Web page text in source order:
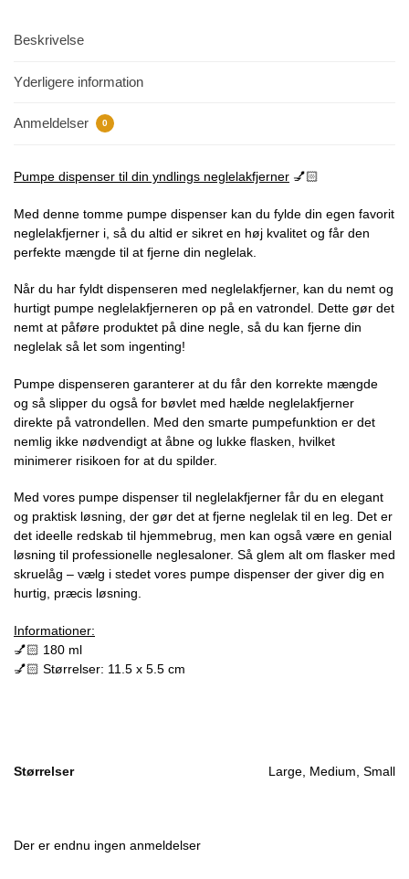
Beskrivelse
Yderligere information
Anmeldelser 0
Pumpe dispenser til din yndlings neglelakfjerner 💅🏻
Med denne tomme pumpe dispenser kan du fylde din egen favorit
neglelakfjerner i, så du altid er sikret en høj kvalitet og får den
perfekte mængde til at fjerne din neglelak.
Når du har fyldt dispenseren med neglelakfjerner, kan du nemt og
hurtigt pumpe neglelakfjerneren op på en vatrondel. Dette gør det
nemt at påføre produktet på dine negle, så du kan fjerne din
neglelak så let som ingenting!
Pumpe dispenseren garanterer at du får den korrekte mængde
og så slipper du også for bøvlet med hælde neglelakfjerner
direkte på vatrondellen. Med den smarte pumpefunktion er det
nemlig ikke nødvendigt at åbne og lukke flasken, hvilket
minimerer risikoen for at du spilder.
Med vores pumpe dispenser til neglelakfjerner får du en elegant
og praktisk løsning, der gør det at fjerne neglelak til en leg. Det er
det ideelle redskab til hjemmebrug, men kan også være en genial
løsning til professionelle neglesaloner. Så glem alt om flasker med
skruelåg – vælg i stedet vores pumpe dispenser der giver dig en
hurtig, præcis løsning.
Informationer:
💅🏻 180 ml
💅🏻 Størrelser: 11.5 x 5.5 cm
Størrelser Large, Medium, Small
Der er endnu ingen anmeldelser